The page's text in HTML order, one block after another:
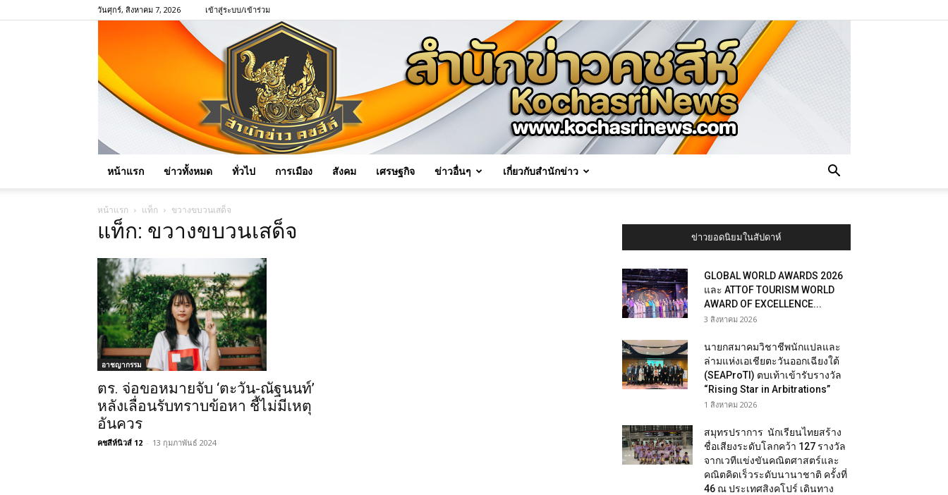
วันศุกร์, สิงหาคม 7, 2026 เข้าสู่ระบบ/เข้าร่วม
หน้าแรก ข่าวทั้งหมด ทั่วไป การเมือง สังคม เศรษฐกิจ ข่าวอื่นๆ เกี่ยวกับสำนักข่าว
หน้าแรก แท็ก ขวางขบวนเสด็จ
แท็ก: ขวางขบวนเสด็จ
อาชญากรรม
ตร. จ่อขอหมายจับ ‘ตะวัน-ณัฐนนท์’
หลังเลื่อนรับทราบข้อหา ชี้ไม่มีเหตุ
อันควร
คชสีห์นิวส์ 12 - 13 กุมภาพันธ์ 2024
ข่าวยอดนิยมในสัปดาห์
GLOBAL WORLD AWARDS 2026
และ ATTOF TOURISM WORLD
AWARD OF EXCELLENCE...
3 สิงหาคม 2026
นายกสมาคมวิชาชีพนักแปลและ
ล่ามแห่งเอเชียตะวันออกเฉียงใต้
(SEAProTI) ตบเท้าเข้ารับรางวัล
“Rising Star in Arbitrations”
1 สิงหาคม 2026
สมุทรปราการ นักเรียนไทยสร้าง
ชื่อเสียงระดับโลกคว้า 127 รางวัล
จากเวทีแข่งขันคณิตศาสตร์และ
คณิตคิดเร็วระดับนานาชาติ ครั้งที่
46 ณ ประเทศสิงคโปร์ เดินทาง